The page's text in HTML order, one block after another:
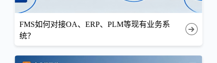
FMS如何对接OA、ERP、PLM等现有业务系
统？